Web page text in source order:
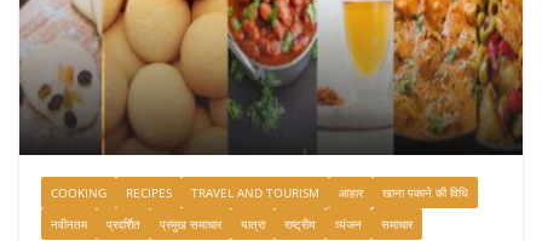
COOKING RECIPES TRAVEL AND TOURISM आहार
खाना पकाने की विधि
नवीनतम
प्रदर्शित प्रमुख समाचार यात्रा राष्ट्रीय व्यंजन समाचार